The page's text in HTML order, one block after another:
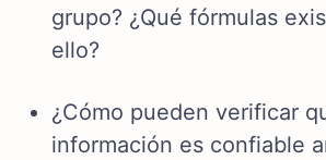
grupo? ¿Qué fórmulas
ello?
¿Cómo pueden verificar
información es confiable